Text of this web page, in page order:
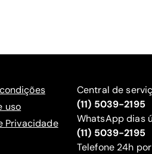
uso
Privacidade
Central de
(11) 5039-2195
WhatsApp dias
(11) 5039-2195
‍Telefone 24h